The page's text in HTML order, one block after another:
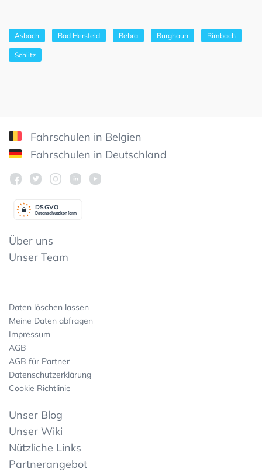
Asbach Bad Hersfeld Bebra Burghaun Rimbach
Schlitz
Fahrschulen in Belgien
Fahrschulen in Deutschland
Datenschutzkonform
DSGVO
Über uns
Unser Team
Daten löschen lassen
Meine Daten abfragen
Impressum
AGB
AGB für Partner
Datenschutzerklärung
Cookie Richtlinie
Unser Blog
Unser Wiki
Nützliche Links
Partnerangebot